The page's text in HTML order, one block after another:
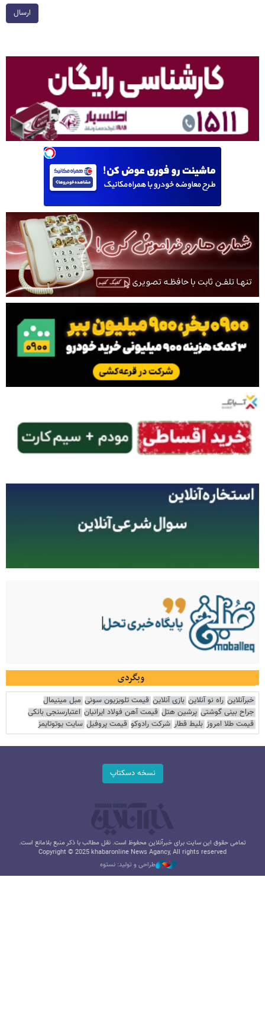
ارسال
وبگردی
خبرآنلاین راه نو آنلاین بازی آنلاین قیمت تلویزیون سونی مبل مینیمال
جراح بینی گوشتی پرشین هتل قیمت آهن فولاد ایرانیان اعتبارسنجی بانکی
قیمت طلا امروز بلیط قطار شرکت رادوکو قیمت پروفیل سایت یوتوتایمز
نسخه دسکتاپ
تمامی حقوق این سایت برای خبرآنلاین محفوظ است. نقل مطالب با ذکر منبع بلامانع است.
Copyright © 2025 khabaronline News Agancy, All rights reserved
طراحی و تولید: نستوه